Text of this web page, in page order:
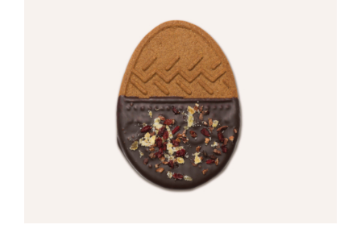
Gaufres
Cadeaux d'affaires
Engagé avec bon sens
Manifesto